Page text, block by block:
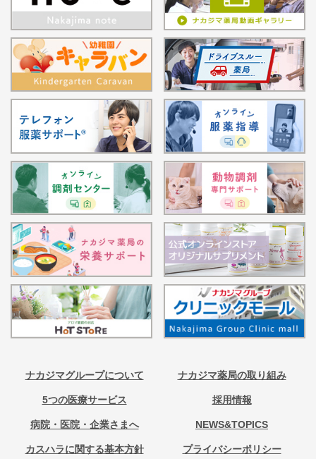
ナカジマグループについて ナカジマ薬局の取り組み
5つの医療サービス 採用情報
病院・医院・企業さまへ NEWS&TOPICS
カスハラに関する基本方針 プライバシーポリシー